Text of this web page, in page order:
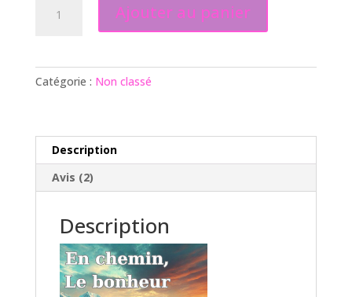
bonheur
Ajouter au panier
Catégorie : Non classé
Description
Avis (2)
Description